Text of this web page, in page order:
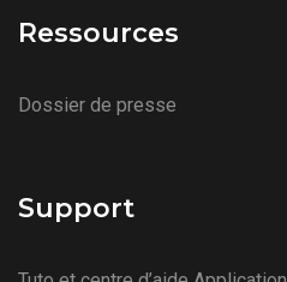
Ressources
Dossier de presse
Support